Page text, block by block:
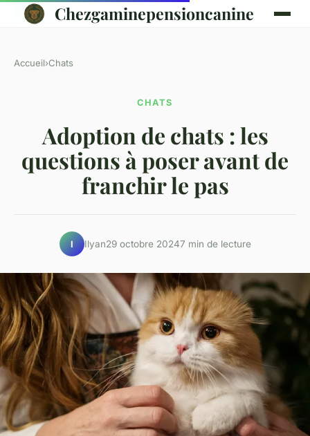
Chezgaminepensioncanine
Accueil›Chats
CHATS
Adoption de chats : les
questions à poser avant de
franchir le pas
I Ilyan29 octobre 20247 min de lecture